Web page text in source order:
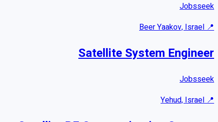
Jobsseek
📍
Beer Yaakov, Israel
Satellite System Engineer
Jobsseek
📍
Yehud, Israel